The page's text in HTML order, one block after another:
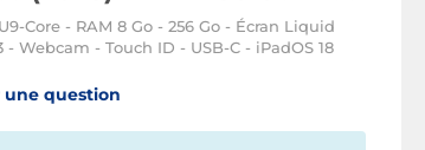
Core - RAM 8 Go - 256 Go - Écran Liquid
Webcam - Touch ID - USB-C - iPadOS 18
une question